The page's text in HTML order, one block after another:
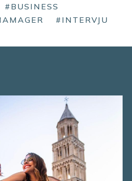
#BUSINESS
#INTERVJU